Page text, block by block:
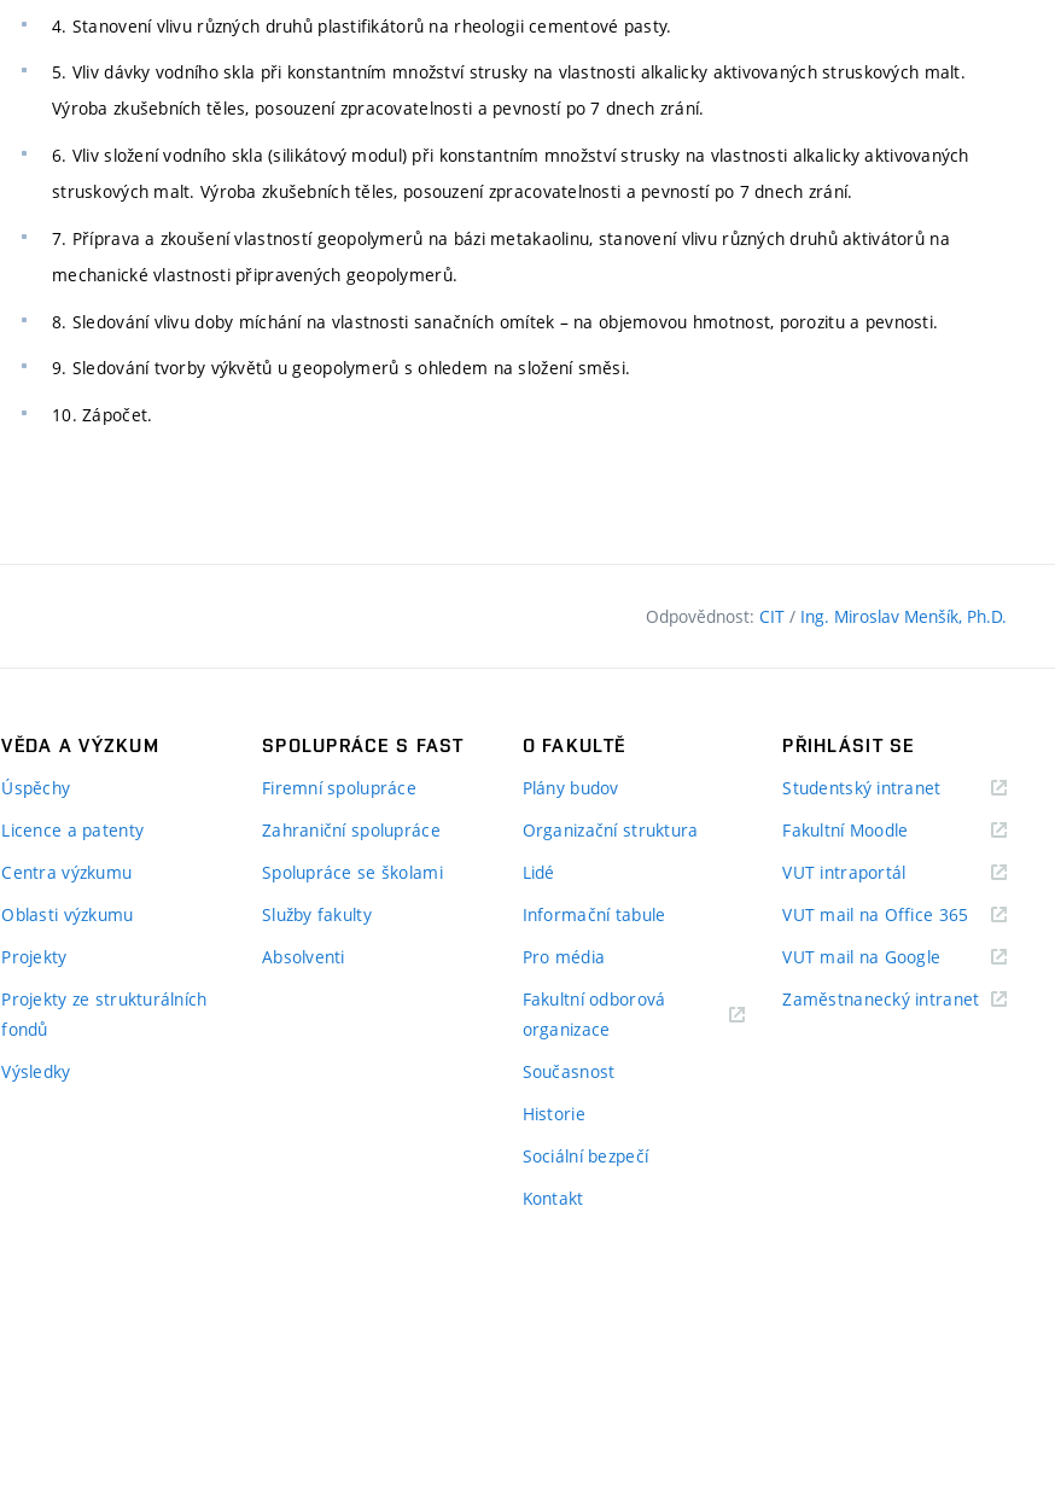
4. Stanovení vlivu různých druhů plastifikátorů na rheologii cementové pasty.
5. Vliv dávky vodního skla při konstantním množství strusky na vlastnosti alkalicky aktivovaných struskových malt.
Výroba zkušebních těles, posouzení zpracovatelnosti a pevností po 7 dnech zrání.
6. Vliv složení vodního skla (silikátový modul) při konstantním množství strusky na vlastnosti alkalicky aktivovaných
struskových malt. Výroba zkušebních těles, posouzení zpracovatelnosti a pevností po 7 dnech zrání.
7. Příprava a zkoušení vlastností geopolymerů na bázi metakaolinu, stanovení vlivu různých druhů aktivátorů na
mechanické vlastnosti připravených geopolymerů.
8. Sledování vlivu doby míchání na vlastnosti sanačních omítek – na objemovou hmotnost, porozitu a pevnosti.
9. Sledování tvorby výkvětů u geopolymerů s ohledem na složení směsi.
10. Zápočet.
Odpovědnost: CIT / Ing. Miroslav Menšík, Ph.D.
VĚDA A VÝZKUM
Úspěchy
Licence a patenty
Centra výzkumu
Oblasti výzkumu
Projekty
Projekty ze strukturálních
fondů
Výsledky
SPOLUPRÁCE S FAST
Firemní spolupráce
Zahraniční spolupráce
Spolupráce se školami
Služby fakulty
Absolventi
O FAKULTĚ
Plány budov
Organizační struktura
Lidé
Informační tabule
Pro média
Fakultní odborová
organizace
Současnost
Historie
Sociální bezpečí
Kontakt
PŘIHLÁSIT SE
Studentský intranet(externí
Fakultní Moodle
VUT intraportál(externí
VUT mail na Office 365 (externí
VUT mail na Google (externí
Zaměstnanecký intranet(externí